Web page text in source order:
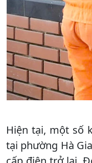
Hiện tại, một số
tại phường Hà